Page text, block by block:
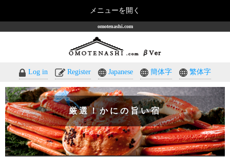
omotenashi.com
Log in Register Japanese 簡体字 繁体字
厳選！かにの旨い宿
メニューを開く